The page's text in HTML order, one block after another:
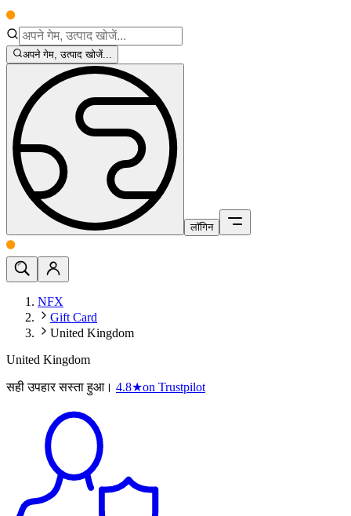
अपने गेम, उत्पाद खोजें...
लॉगिन
NFX
Gift Card
United Kingdom
United Kingdom
सही उपहार सस्ता हुआ। 4.8★on Trustpilot